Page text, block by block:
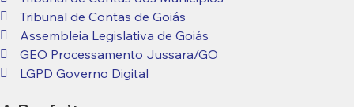
Tribunal de Contas de Goiás
Assembleia Legislativa de Goiás
GEO Processamento Jussara/GO
LGPD Governo Digital